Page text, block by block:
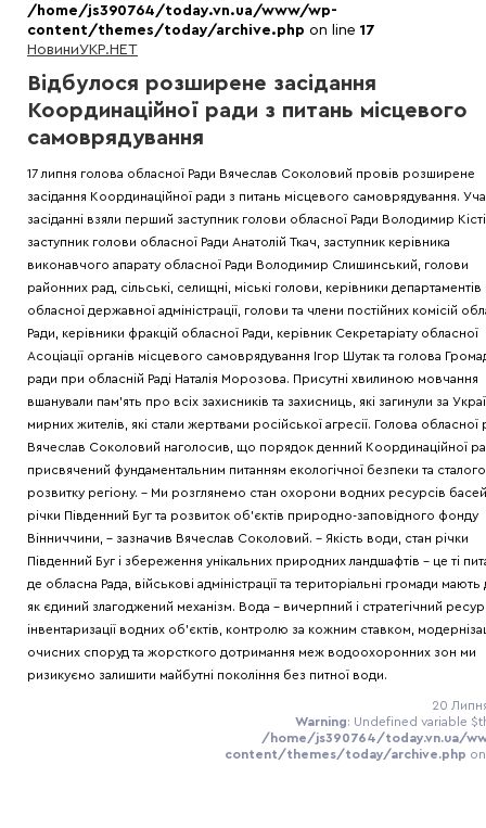
/home/js390764/today.vn.ua/www/wp-
content/themes/today/archive.php on line 17
НовиниУКР.НЕТ
Відбулося розширене засідання
Координаційної ради з питань місцевого
самоврядування
17 липня голова обласної Ради Вячеслав Соколовий провів розширене
засідання Координаційної ради з питань місцевого самоврядування.
засіданні взяли перший заступник голови обласної Ради Володимир
заступник голови обласної Ради Анатолій Ткач, заступник керівника
виконавчого апарату обласної Ради Володимир Слишинський, голови
районних рад, сільські, селищні, міські голови, керівники департаментів
обласної державної адміністрації, голови та члени постійних комісій
Ради, керівники фракцій обласної Ради, керівник Секретаріату обласної
Асоціації органів місцевого самоврядування Ігор Шутак та голова
ради при обласній Раді Наталія Морозова. Присутні хвилиною мовчання
вшанували пам'ять про всіх захисників та захисниць, які загинули за
мирних жителів, які стали жертвами російської агресії. Голова обласної
Вячеслав Соколовий наголосив, що порядок денний Координаційної
присвячений фундаментальним питанням екологічної безпеки та сталого
розвитку регіону. - Ми розглянемо стан охорони водних ресурсів
річки Південний Буг та розвиток об'єктів природно-заповідного фонду
Вінниччини, – зазначив Вячеслав Соколовий. - Якість води, стан річки
Південний Буг і збереження унікальних природних ландшафтів - це ті
де обласна Рада, військові адміністрації та територіальні громади мають
як єдиний злагоджений механізм. Вода - вичерпний і стратегічний
інвентаризації водних об'єктів, контролю за кожним ставком,
очисних споруд та жорсткого дотримання меж водоохоронних зон ми
ризикуємо залишити майбутні покоління без питної води.
20
Warning: Undefined variable
/home/js390764/today.vn.ua/
content/themes/today/archive.php